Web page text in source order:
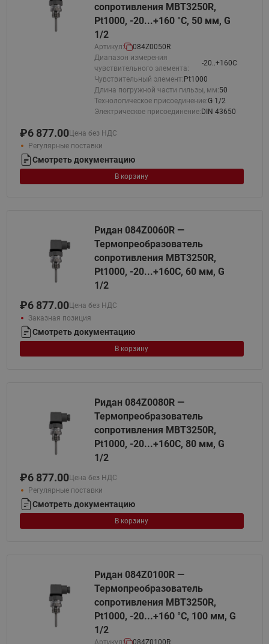
сопротивления MBT3250R,
Pt1000, -20...+160 °С, 50 мм, G
1/2
Артикул:
084Z0050R
Диапазон измерения
чувствительного элемента:
-20..+160C
Чувствительный элемент: Pt1000
Длина погружной части гильзы, мм:50
Технологическое присоединение:G 1/2
Электрическое присоединение: DIN 43650
₽6 877.00Цена без НДС
Регулярные поставки
Смотреть документацию
В корзину
Ридан 084Z0060R —
Термопреобразователь
сопротивления MBT3250R,
Pt1000, -20...+160С, 60 мм, G
1/2
₽6 877.00Цена без НДС
Заказная позиция
Смотреть документацию
В корзину
Ридан 084Z0080R —
Термопреобразователь
сопротивления MBT3250R,
Pt1000, -20...+160С, 80 мм, G
1/2
₽6 877.00Цена без НДС
Регулярные поставки
Смотреть документацию
В корзину
Ридан 084Z0100R —
Термопреобразователь
сопротивления MBT3250R,
Pt1000, -20...+160 °С, 100 мм, G
1/2
Артикул: 084Z0100R